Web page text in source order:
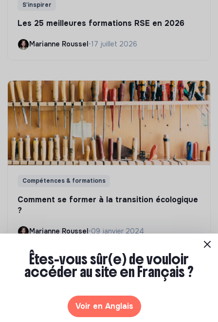
S'inspirer
Les 25 meilleures formations RSE en 2026
Marianne Roussel •17 juillet 2026
Compétences & formations
Comment se former à la transition écologique
?
Marianne Roussel•09 janvier 2024
Êtes-vous sûr(e) de vouloir
accéder au site en Français ?
Voir en Anglais